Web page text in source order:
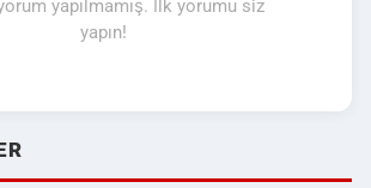
yapılmamış. İlk yorumu siz
yapın!